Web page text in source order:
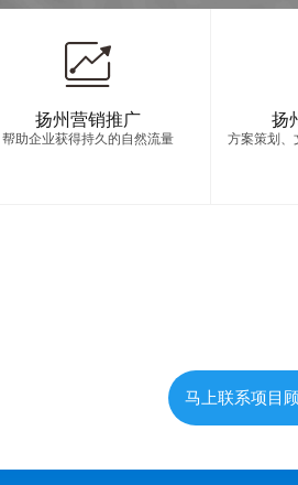
扬州营销推广
帮助企业获得持久的自然流量
扬
方案策划、
马上联系项目